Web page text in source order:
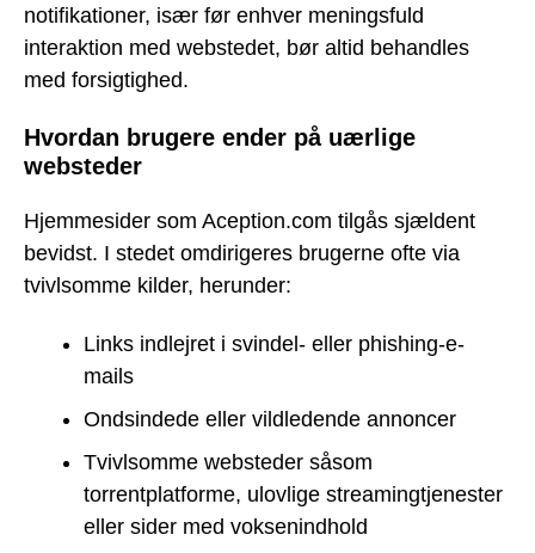
notifikationer, især før enhver meningsfuld
interaktion med webstedet, bør altid behandles
med forsigtighed.
Hvordan brugere ender på uærlige
websteder
Hjemmesider som Aception.com tilgås sjældent
bevidst. I stedet omdirigeres brugerne ofte via
tvivlsomme kilder, herunder:
Links indlejret i svindel- eller phishing-e-
mails
Ondsindede eller vildledende annoncer
Tvivlsomme websteder såsom
torrentplatforme, ulovlige streamingtjenester
eller sider med voksenindhold